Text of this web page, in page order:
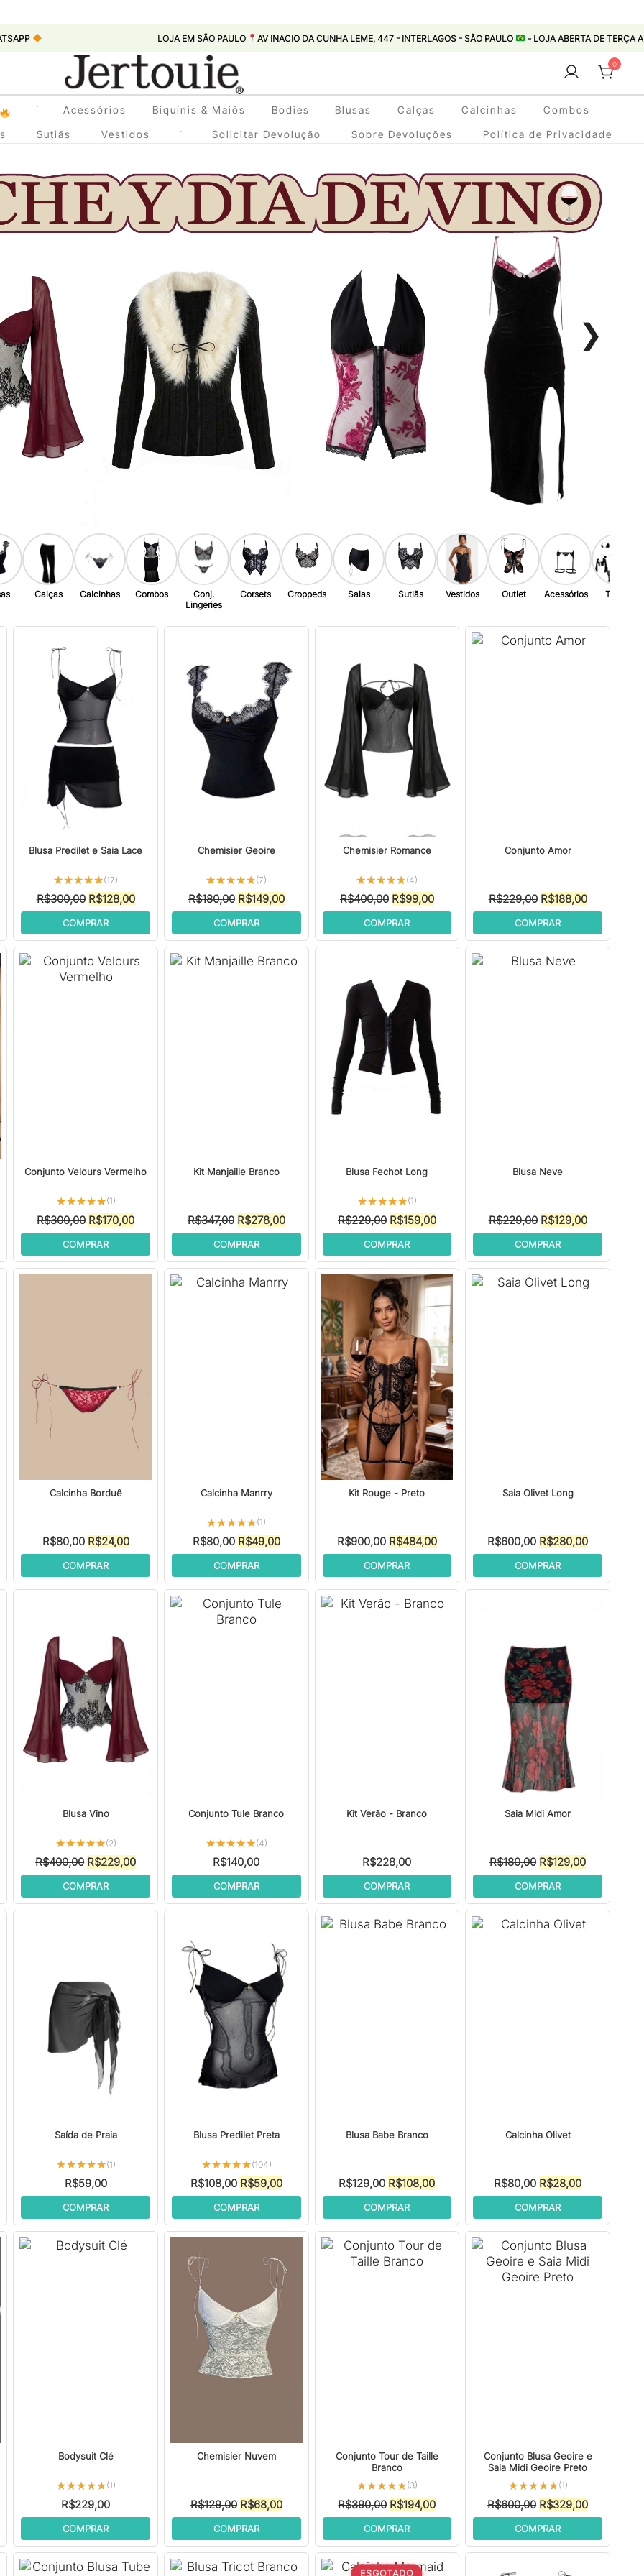
LOJA EM SÃO PAULO AV INACIO DA CUNHA LEME, 447 - INTERLAGOS - SÃO PAULO - LOJA ABERTA DE TERÇA A SEXTA 11:00 ÀS
Jertouie
Loja de Roupas Femininas
0
Acessórios Biquínis & Maiôs Bodies Blusas Calças Calcinhas
Combos
Sutiãs Vestidos Solicitar Devolução Sobre Devoluções Política de Privacidade
❯
Calças Calcinhas Combos
Conj.
Lingeries
Corsets Croppeds Saias Sutiãs Vestidos Outlet Acessórios Todos
Blusa Predilet e Saia Lace
★★★★★
★★★★★(17)
R$300,00 O
preço
original
era:
R$300,00.
R$128,00O
preço
é:
R$128,00.
COMPRAR
Chemisier Geoire
★★★★★
★★★★★(7)
R$180,00 O
preço
original
era:
R$180,00.
R$149,00O
preço
é:
R$149,00.
COMPRAR
Chemisier Romance
★★★★★
★★★★★(4)
R$400,00 O
preço
original
era:
R$99,00O
preço
é:
R$99,00.
COMPRAR
Conjunto Amor
R$229,00 O
preço
original
era:
R$229,00.
R$188,00O
preço
é:
R$188,00.
COMPRAR
Conjunto Velours Vermelho
★★★★★
★★★★★(1)
R$300,00 O
preço
original
era:
R$300,00.
R$170,00O
preço
é:
R$170,00.
COMPRAR
Kit Manjaille Branco
R$347,00 O
preço
original
era:
R$347,00.
R$278,00O
preço
é:
R$278,00.
COMPRAR
Blusa Fechot Long
★★★★★
★★★★★(1)
R$229,00 O
preço
original
era:
R$229,00.
R$159,00O
preço
é:
R$159,00.
COMPRAR
Blusa Neve
R$229,00 O
preço
original
era:
R$229,00.
R$129,00O
preço
é:
R$129,00.
COMPRAR
Calcinha Borduê
R$80,00 O
preço
original
era:
R$24,00O
preço
é:
R$24,00.
COMPRAR
Calcinha Manrry
★★★★★
★★★★★(1)
R$80,00 O
preço
original
era:
R$49,00O
preço
é:
R$49,00.
COMPRAR
Kit Rouge - Preto
R$900,00 O
preço
original
era:
R$484,00O
preço
é:
R$484,00.
COMPRAR
Saia Olivet Long
R$600,00 O
preço
original
era:
R$280,00O
preço
é:
R$280,00.
COMPRAR
Blusa Vino
★★★★★
★★★★★(2)
R$400,00 O
preço
original
era:
R$229,00O
preço
é:
R$229,00.
COMPRAR
Conjunto Tule Branco
★★★★★
★★★★★(4)
R$140,00
COMPRAR
Kit Verão - Branco
R$228,00
COMPRAR
Saia Midi Amor
R$180,00 O
preço
original
era:
R$180,00.
R$129,00O
preço
é:
R$129,00.
COMPRAR
Saída de Praia
★★★★★
★★★★★(1)
R$59,00
COMPRAR
Blusa Predilet Preta
★★★★★
★★★★★(104)
R$108,00 O
preço
original
era:
R$108,00.
R$59,00O
preço
é:
R$59,00.
COMPRAR
Blusa Babe Branco
R$129,00 O
preço
original
era:
R$129,00.
R$108,00O
preço
é:
R$108,00.
COMPRAR
Calcinha Olivet
R$80,00 O
preço
original
era:
R$80,00.
R$28,00O
preço
é:
R$28,00.
COMPRAR
Bodysuit Clé
★★★★★
★★★★★(1)
R$229,00
COMPRAR
Chemisier Nuvem
R$129,00 O
preço
original
era:
R$68,00O
preço
é:
R$68,00.
COMPRAR
Conjunto Tour de Taille
Branco
★★★★★
★★★★★(3)
R$390,00 O
preço
original
era:
R$194,00O
preço
é:
R$194,00.
COMPRAR
Conjunto Blusa Geoire e
Saia Midi Geoire Preto
★★★★★
★★★★★(1)
R$600,00 O
preço
original
era:
R$329,00O
preço
é:
R$329,00.
COMPRAR
ESGOTADO